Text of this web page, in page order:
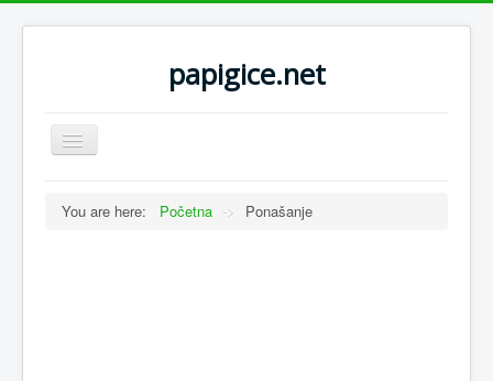
papigice.net
Toggle
Navigation
You are here: Početna -> Ponašanje